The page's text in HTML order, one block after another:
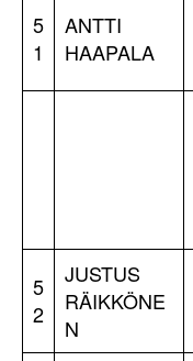
5
1
ANTTI
HAAPALA
5
2
JUSTUS
RÄIKKÖNE
N